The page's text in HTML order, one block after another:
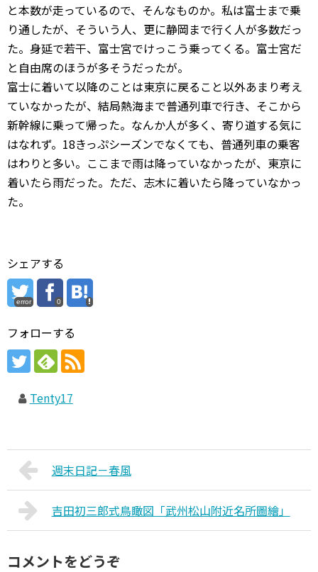
と本数が走っているので、そんなものか。私は富士まで乗
り通したが、そういう人、更に静岡まで行く人が多数だっ
た。身延で若干、富士宮でけっこう乗ってくる。富士宮だ
と自由席のほうが多そうだったが。
富士に着いて以降のことは東京に戻ること以外あまり考え
ていなかったが、結局熱海まで普通列車で行き、そこから
新幹線に乗って帰った。なんか人が多く、寄り道する気に
はなれず。18きっぷシーズンでなくても、普通列車の乗客
はわりと多い。ここまで雨は降っていなかったが、東京に
着いたら雨だった。ただ、志木に着いたら降っていなかっ
た。
シェアする
error 0
フォローする
Tenty17
週末日記－春風
吉田初三郎式鳥瞰図「武州松山附近名所圖繪」
コメントをどうぞ